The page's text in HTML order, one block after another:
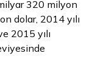
320 milyon
dolar, 2014 yılı
2015 yılı